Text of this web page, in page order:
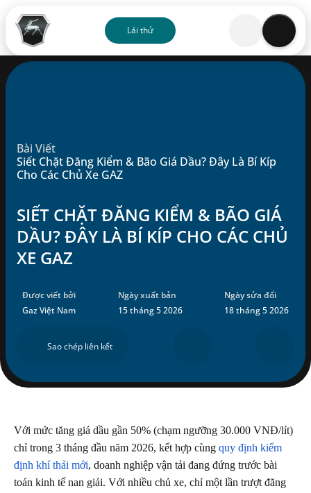
Lái thử
Dịch vụ
Ưu đãi
Blog
Liên hệ
Bài Viết
Siết Chặt Đăng Kiểm & Bão Giá Dầu? Đây Là Bí Kíp
Cho Các Chủ Xe GAZ
SIẾT CHẶT ĐĂNG KIỂM & BÃO GIÁ
DẦU? ĐÂY LÀ BÍ KÍP CHO CÁC CHỦ
XE GAZ
Được viết bởi
Gaz Việt Nam
Ngày xuất bản
15 tháng 5 2026
Ngày sửa đổi
18 tháng 5 2026
Sao chép liên kết
Với mức tăng giá dầu gần 50% (chạm ngưỡng 30.000 VNĐ/lít)
chỉ trong 3 tháng đầu năm 2026, kết hợp cùng quy định kiểm
định khí thải mới, doanh nghiệp vận tải đang đứng trước bài
toán kinh tế nan giải. Với nhiều chủ xe, chỉ một lần trượt đăng